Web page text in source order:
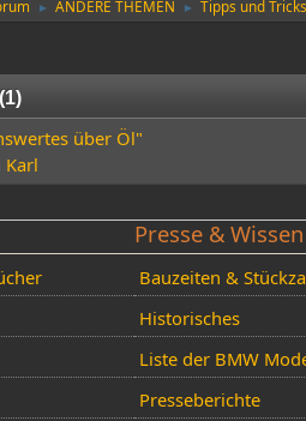
► ANDERE THEMEN ► Tipps und Tricks
über Öl"
Karl
Presse & Wissen
Bauzeiten &
Historisches
Liste der BMW
Presseberichte